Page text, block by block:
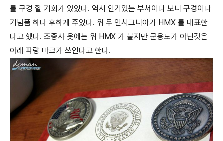
를 구경 할 기회가 있었다. 역시 인기있는 부서이다 보니 구경이나
기념품 하나 후하게 주었다. 위 두 인시그니아가 HMX 를 대표한
다고 했다. 조종사 옷에는 위 HMX 가 붙지만 군용도가 아닌것은
아래 파랑 마크가 쓰인다고 한다.